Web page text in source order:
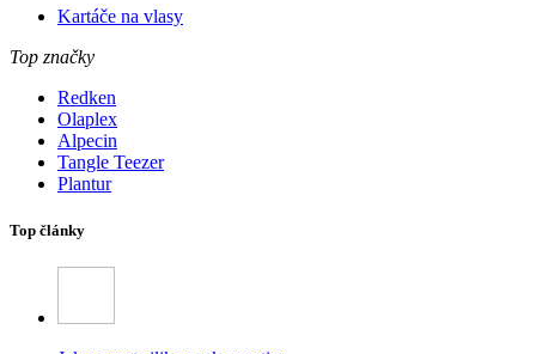
Kartáče na vlasy
Top značky
Redken
Olaplex
Alpecin
Tangle Teezer
Plantur
Top články